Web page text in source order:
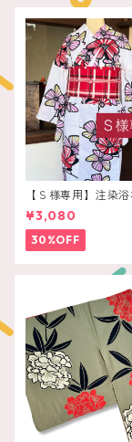
【Ｓ様専用】注
赤いレトロフラワー
¥3,080
30%OFF